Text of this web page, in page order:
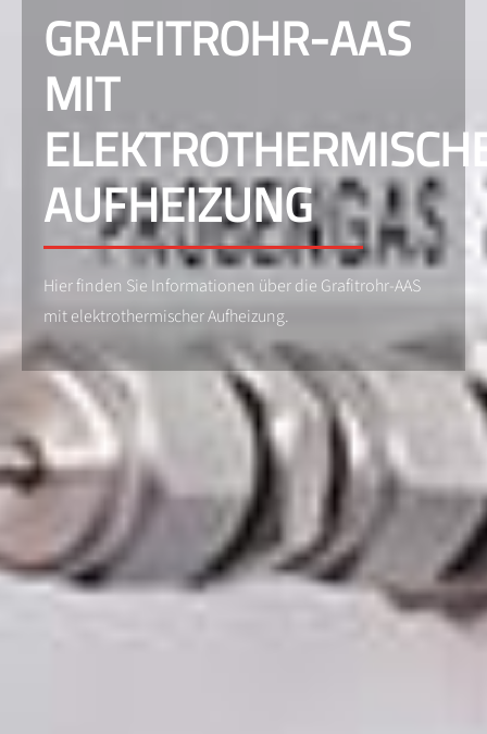
GRAFITROHR-AAS
MIT
AUFHEIZUNG
Hier finden Sie Informationen über die Grafitrohr-AAS
mit elektrothermischer Aufheizung.